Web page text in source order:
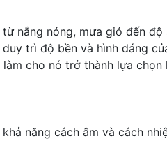
nắng nóng, mưa gió đến
trì độ bền và hình dáng
cho nó trở thành lựa
năng cách âm và cách